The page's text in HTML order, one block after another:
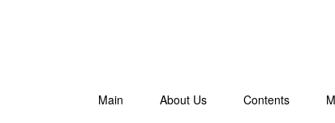
Main About Us Contents